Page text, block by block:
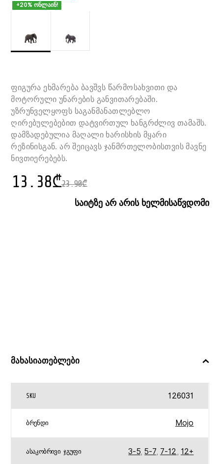
+20% ონლაინ!
ფიგურა ეხმარება ბავშვს წარმოსახვითი და
მოტორული უნარების განვითარებაში.
უზრუნველყოფს საგანმანათლებლო
ღირებულებებით დატვირთულ ხანგრძლივ თამაშს.
დამზადებულია მაღალი ხარისხის მყარი
რეზინისგან. არ შეიცავს ჯანმრთელობისთვის მავნე
ნივთიერებებს.
23.90₾
13.38₾
საიტზე არ არის ხელმისაწვდომი
მახასიათებლები
SKU 126031
ᲑᲠᲔᲜᲓᲘ Mojo
ᲐᲡᲐᲙᲝᲑᲠᲘᲕᲘ ᲯᲒᲣᲤᲘ 3-5,5-7, 7-12, 12+